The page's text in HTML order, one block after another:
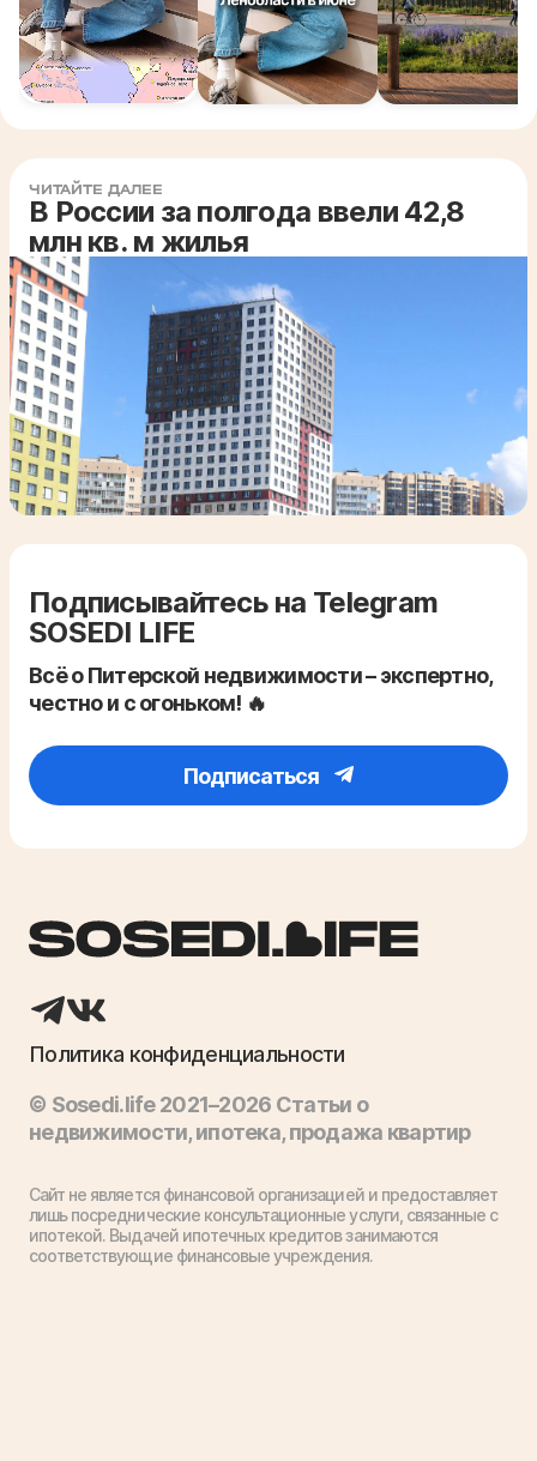
ЧИТАЙТЕ ДАЛЕЕ
В России за полгода ввели 42,8
млн кв. м жилья
Подписывайтесь на Telegram
SOSEDI LIFE
Всё о Питерской недвижимости – экспертно,
честно и с огоньком! 🔥
Подписаться
Политика конфиденциальности
© Sosedi.life 2021–2026 Статьи о
недвижимости, ипотека, продажа квартир
Сайт не является финансовой организацией и предоставляет
лишь посреднические консультационные услуги, связанные с
ипотекой. Выдачей ипотечных кредитов занимаются
соответствующие финансовые учреждения.